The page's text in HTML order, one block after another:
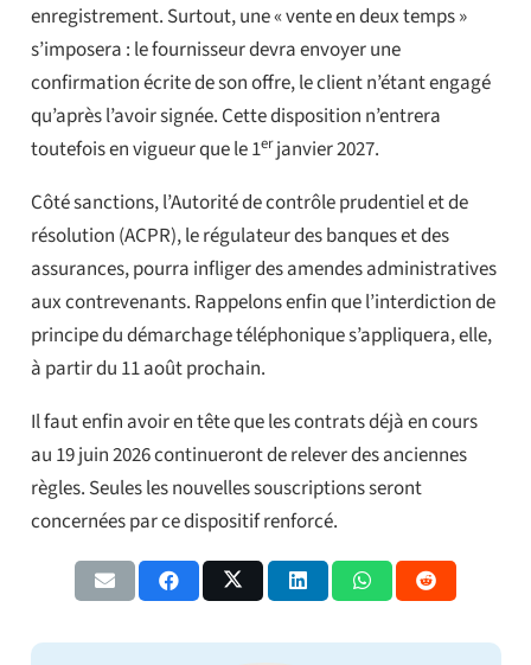
enregistrement. Surtout, une « vente en deux temps »
s’imposera : le fournisseur devra envoyer une
confirmation écrite de son offre, le client n’étant engagé
qu’après l’avoir signée. Cette disposition n’entrera
toutefois en vigueur que le 1erjanvier 2027.
Côté sanctions, l’Autorité de contrôle prudentiel et de
résolution (ACPR), le régulateur des banques et des
assurances, pourra infliger des amendes administratives
aux contrevenants. Rappelons enfin que l’interdiction de
principe du démarchage téléphonique s’appliquera, elle,
à partir du 11 août prochain.
Il faut enfin avoir en tête que les contrats déjà en cours
au 19 juin 2026 continueront de relever des anciennes
règles. Seules les nouvelles souscriptions seront
concernées par ce dispositif renforcé.